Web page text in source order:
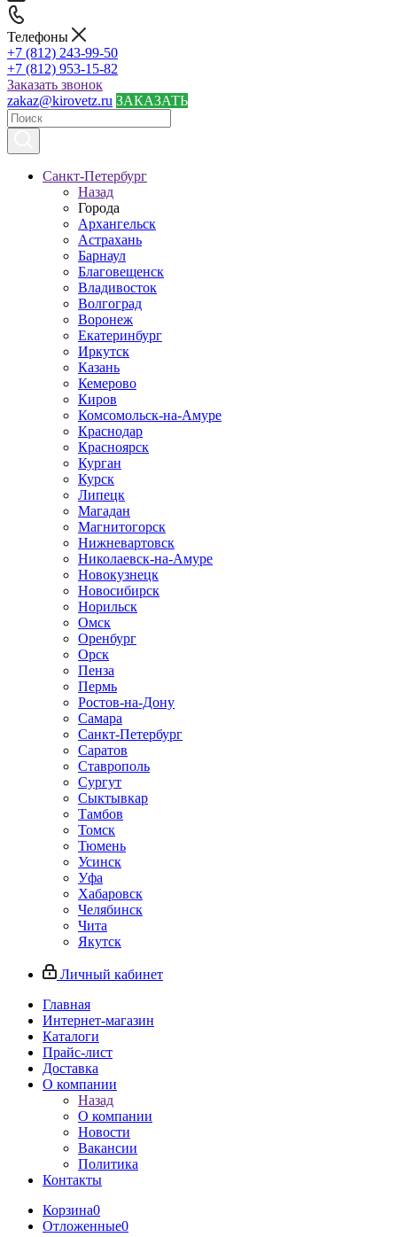
Телефоны
+7 (812) 243-99-50
+7 (812) 953-15-82
Заказать звонок
zakaz@kirovetz.ru ЗАКАЗАТЬ
Санкт-Петербург
Назад
Города
Архангельск
Астрахань
Барнаул
Благовещенск
Владивосток
Волгоград
Воронеж
Екатеринбург
Иркутск
Казань
Кемерово
Киров
Комсомольск-на-Амуре
Краснодар
Красноярск
Курган
Курск
Липецк
Магадан
Магнитогорск
Нижневартовск
Николаевск-на-Амуре
Новокузнецк
Новосибирск
Норильск
Омск
Оренбург
Орск
Пенза
Пермь
Ростов-на-Дону
Самара
Санкт-Петербург
Саратов
Ставрополь
Сургут
Сыктывкар
Тамбов
Томск
Тюмень
Усинск
Уфа
Хабаровск
Челябинск
Чита
Якутск
Личный кабинет
Главная
Интернет-магазин
Каталоги
Прайс-лист
Доставка
О компании
Назад
О компании
Новости
Вакансии
Политика
Контакты
Корзина0
Отложенные0